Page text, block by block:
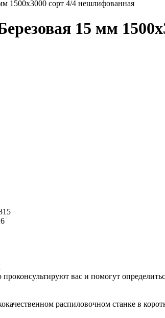
15 мм
вас и помогут
распиловочном станке в